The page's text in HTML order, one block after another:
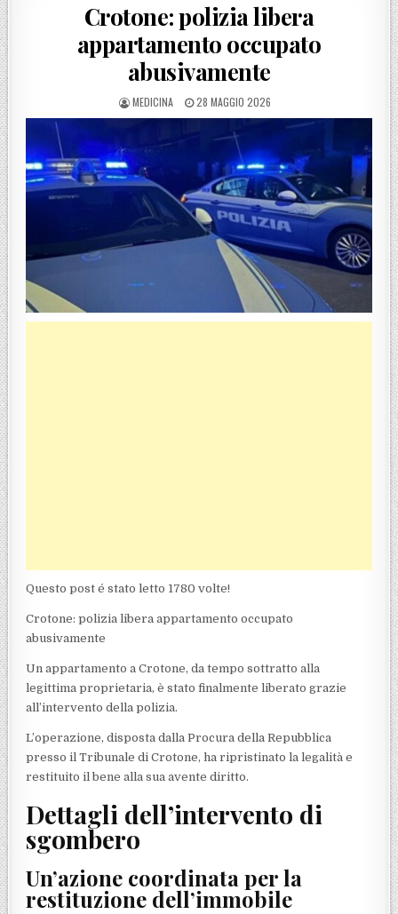
Crotone: polizia libera
appartamento occupato
abusivamente
POSTED BY
MEDICINA POSTED ON
28 MAGGIO 2026
Questo post é stato letto 1780 volte!
Crotone: polizia libera appartamento occupato
abusivamente
Un appartamento a Crotone, da tempo sottratto alla
legittima proprietaria, è stato finalmente liberato grazie
all’intervento della polizia.
L’operazione, disposta dalla Procura della Repubblica
presso il Tribunale di Crotone, ha ripristinato la legalità e
restituito il bene alla sua avente diritto.
Dettagli dell’intervento di
sgombero
Un’azione coordinata per la
restituzione dell’immobile